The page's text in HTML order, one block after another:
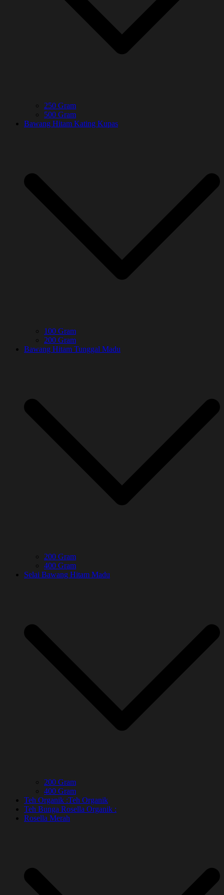
250 Gram
500 Gram
Bawang Hitam Kating Kupas
100 Gram
200 Gram
Bawang Hitam Tunggal Madu
200 Gram
400 Gram
Selai Bawang Hitam Madu
200 Gram
400 Gram
Teh Organik :Teh Organik
Teh Bunga Rosella Organik :
Rosella Merah